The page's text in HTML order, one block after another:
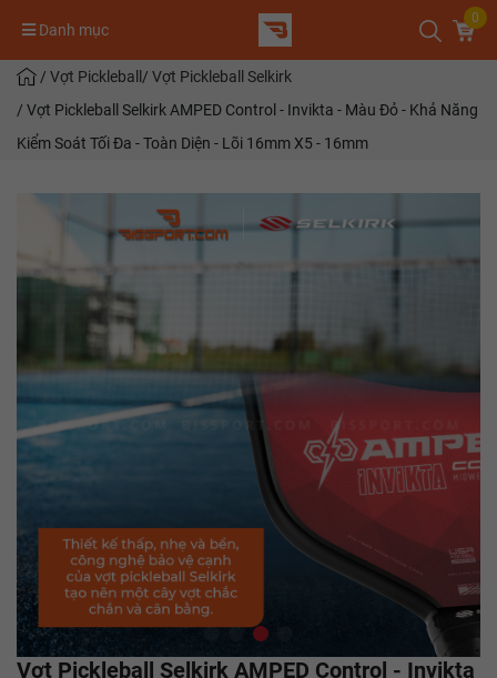
Danh mục
0
/ Vợt Pickleball / Vợt Pickleball Selkirk
/ Vợt Pickleball Selkirk AMPED Control - Invikta - Màu Đỏ - Khả Năng
Kiểm Soát Tối Đa - Toàn Diện - Lõi 16mm X5 - 16mm
Vợt Pickleball Selkirk AMPED Control - Invikta